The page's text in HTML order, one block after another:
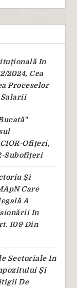
In
2024, Cea
Proceselor
Salarii
Ofițeri,
Subofițeri
Și
Care
A
In
109 Din
Sectoriale In
Și
De